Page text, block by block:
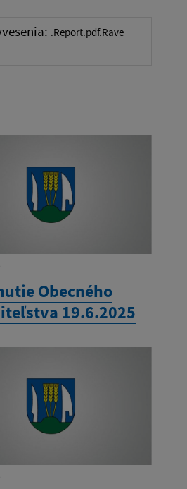
.Report.pdf.Rave
Obecného
19.6.2025